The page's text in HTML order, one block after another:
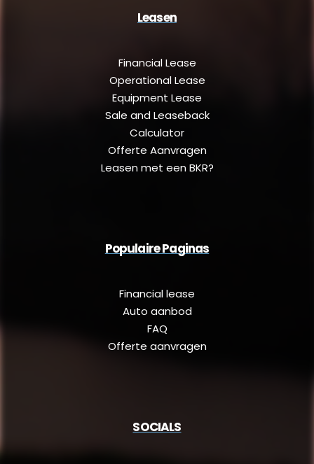
Leasen
Financial Lease
Operational Lease
Equipment Lease
Sale and Leaseback
Calculator
Offerte Aanvragen
Leasen met een BKR?
Populaire Paginas
Financial lease
Auto aanbod
FAQ
Offerte aanvragen
SOCIALS